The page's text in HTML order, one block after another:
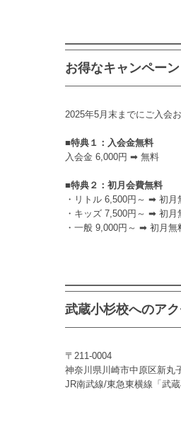
お得なキャンペー
2025年5月末までにご入会
■特典１：入会金無料
入会金 6,000円 ➡ 無料
■特典２：初月会費無料
・リトル 6,500円～ ➡ 初月
・キッズ 7,500円～ ➡ 初月
・一般 9,000円～ ➡ 初月無
武蔵小杉校へのア
〒211-0004
神奈川県川崎市中原区新丸
JR南武線/東急東横線「武